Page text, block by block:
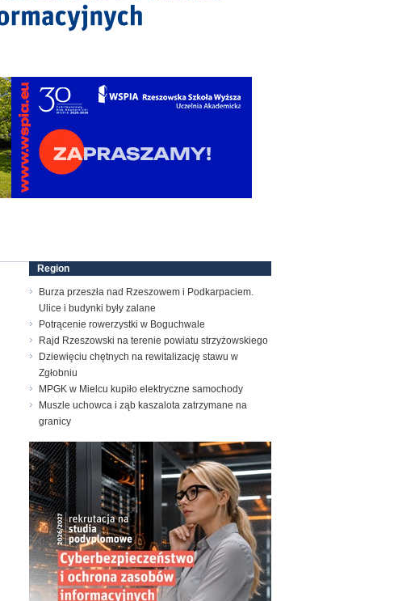
Region
Burza przeszła nad Rzeszowem i Podkarpaciem.
Ulice i budynki były zalane
Potrącenie rowerzystki w Boguchwale
Rajd Rzeszowski na terenie powiatu strzyżowskiego
Dziewięciu chętnych na rewitalizację stawu w
Zgłobniu
MPGK w Mielcu kupiło elektryczne samochody
Muszle uchowca i ząb kaszalota zatrzymane na
granicy